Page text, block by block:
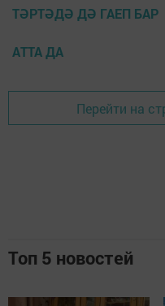
ТӘРТӘДӘ ДӘ ГАЕП БАР
АТТА ДА
Перейти на
Топ 5 новостей